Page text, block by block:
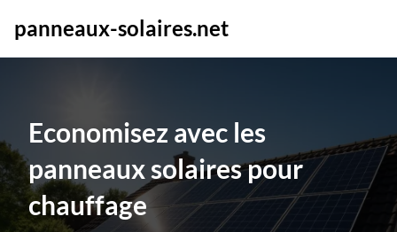
panneaux-solaires.net
Economisez avec les
panneaux solaires pour
chauffage